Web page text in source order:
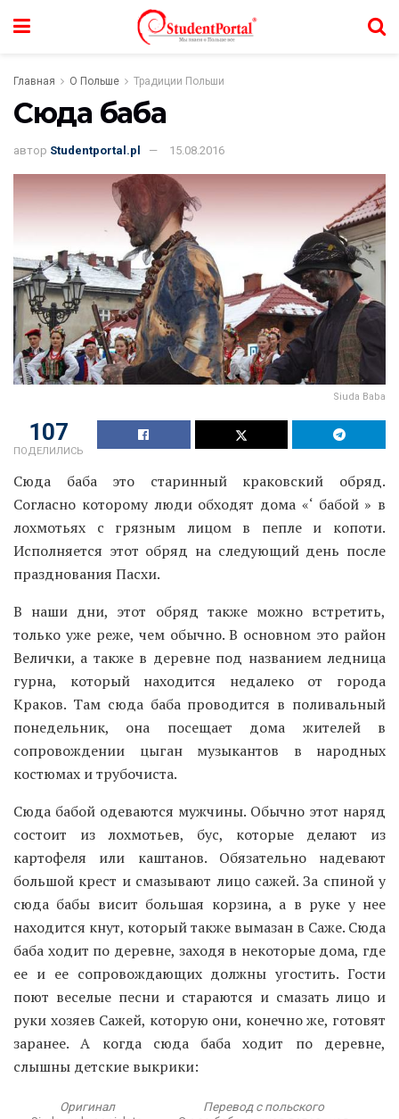
Главная О Польше Традиции Польши
Сюда баба
автор Studentportal.pl 15.08.2016
Siuda Baba
107
ПОДЕЛИЛИСЬ
Сюда баба это старинный краковский обряд.
Согласно которому люди обходят дома «‘ бабой » в
лохмотьях с грязным лицом в пепле и копоти.
Исполняется этот обряд на следующий день после
празднования Пасхи.
В наши дни, этот обряд также можно встретить,
только уже реже, чем обычно. В основном это район
Велички, а также в деревне под названием ледница
гурна, который находится недалеко от города
Краков. Там сюда баба проводится в поливальный
понедельник, она посещает дома жителей в
сопровождении цыган музыкантов в народных
костюмах и трубочиста.
Сюда бабой одеваются мужчины. Обычно этот наряд
состоит из лохмотьев, бус, которые делают из
картофеля или каштанов. Обязательно надевают
большой крест и смазывают лицо сажей. За спиной у
сюда бабы висит большая корзина, а в руке у нее
находится кнут, который также вымазан в Саже. Сюда
баба ходит по деревне, заходя в некоторые дома, где
ее и ее сопровождающих должны угостить. Гости
поют веселые песни и стараются и смазать лицо и
руки хозяев Сажей, которую они, конечно же, готовят
заранее. А когда сюда баба ходит по деревне,
слышны детские выкрики:
Оригинал
Перевод с польского